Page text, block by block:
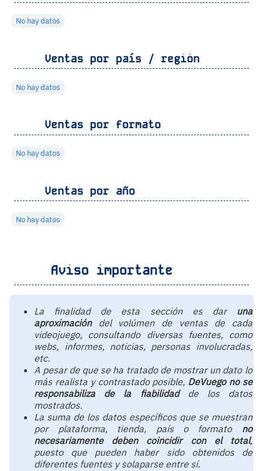
No hay datos
Ventas por país / región
No hay datos
Ventas por formato
No hay datos
Ventas por año
No hay datos
Aviso importante
La finalidad de esta sección es dar
una
aproximacióndel volúmen de ventas de cada
videojuego, consultando diversas fuentes, como
webs, informes, noticias, personas involucradas,
etc.
A pesar de que se ha tratado de mostrar un dato lo
más realista y contrastado posible, DeVuego no se
responsabiliza de la fiabilidadde los datos
mostrados.
La suma de los datos específicos que se muestran
por plataforma, tienda, país o formato no
necesariamente deben coincidir con el total,
puesto que pueden haber sido obtenidos de
diferentes fuentes y solaparse entre sí.